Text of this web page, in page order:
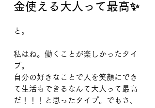
金使える大人って最高✨
と。
私はね。働くことが楽しかったタイ
プ。
自分の好きなことで人を笑顔にでき
て生活もできるなんて大人って最高
だ！！！と思ったタイプ。でもさ、